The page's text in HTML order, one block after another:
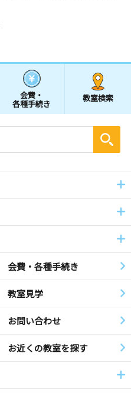
会費・
各種手続き
教室検索
会費・各種手続き
教室見学
お問い合わせ
お近くの教室を探す